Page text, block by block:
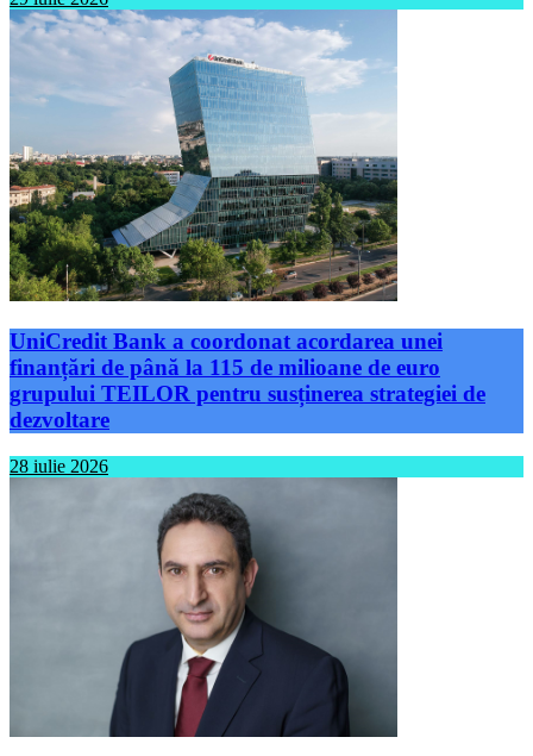
UniCredit Bank a coordonat acordarea unei
finanțări de până la 115 de milioane de euro
grupului TEILOR pentru susținerea strategiei de
dezvoltare
28 iulie 2026